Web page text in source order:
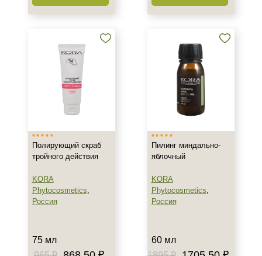
Домашняя
Профессиональная
Возраст
Любой возраст (от 18 лет)
После 20
Восстановление
Полирующий скраб
тройного действия
KORA
Phytocosmetics,
Россия
75 мл
Пилинг миндально-
яблочный
KORA
Phytocosmetics,
Россия
60 мл